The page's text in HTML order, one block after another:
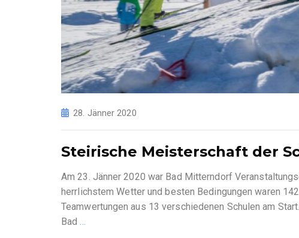
28. Jänner 2020
Steirische Meisterschaft der
Am 23. Jänner 2020 war Bad Mitterndorf
herrlichstem Wetter und besten Bedingungen waren
Teamwertungen aus 13 verschiedenen Schulen am
Bad…